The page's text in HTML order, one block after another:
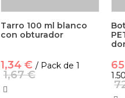
Tarro 100 ml blanco
con obturador
1,34 € / Pack de 1
1,67 €